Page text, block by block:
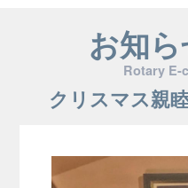
お知
Rotary E-
クリスマス親